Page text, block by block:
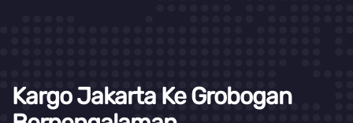
Kargo Jakarta Ke Grobogan